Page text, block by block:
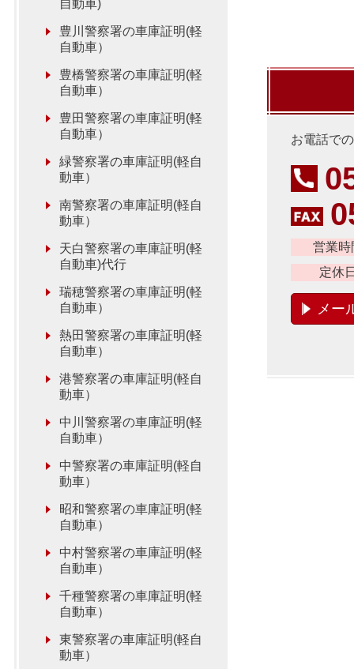
お電話で
営業時
定休
メー
自動車)
豊川警察署の車庫証明(軽
自動車）
豊橋警察署の車庫証明(軽
自動車）
豊田警察署の車庫証明(軽
自動車）
緑警察署の車庫証明(軽自
動車）
南警察署の車庫証明(軽自
動車）
天白警察署の車庫証明(軽
自動車)代行
瑞穂警察署の車庫証明(軽
自動車）
熱田警察署の車庫証明(軽
自動車）
港警察署の車庫証明(軽自
動車）
中川警察署の車庫証明(軽
自動車）
中警察署の車庫証明(軽自
動車）
昭和警察署の車庫証明(軽
自動車）
中村警察署の車庫証明(軽
自動車）
千種警察署の車庫証明(軽
自動車）
東警察署の車庫証明(軽自
動車）